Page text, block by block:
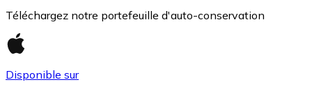
Téléchargez notre portefeuille d'auto-conservation
Disponible sur